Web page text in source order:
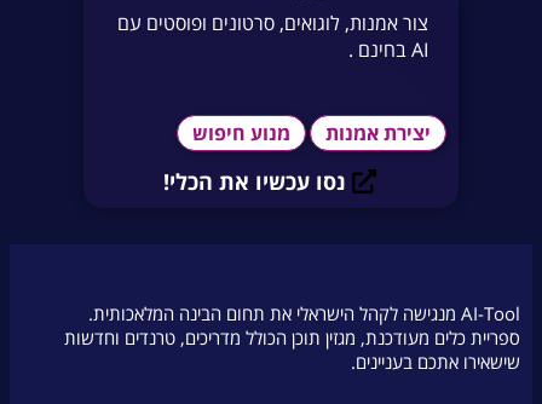
צור אמנות, לוגואים, סרטונים ופוסטים עם
AI בחינם .
יצירת אמנות מנוע חיפוש
נסו עכשיו את הכלי!
AI-Tool מנגישה לקהל הישראלי את תחום הבינה המלאכותית.
ספריית כלים מעודכנת, מגזין תוכן הכולל מדריכים, טרנדים וחדשות
שישאירו אתכם בעניינים.